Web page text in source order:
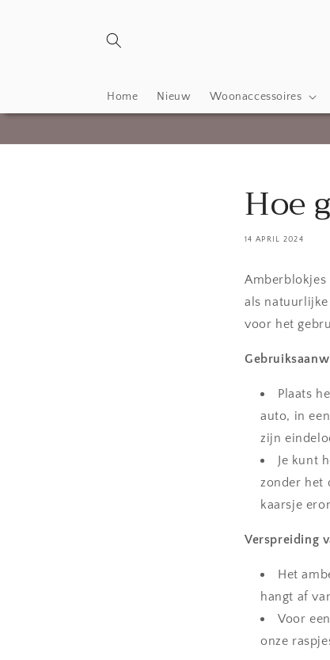
Home Nieuw Woonaccessoires
Hoe
14 APRIL 2024
als
voor het
Plaats
auto, in
zijn
Je kunt
zonder het
kaarsje
Verspreiding
Het
hangt af
Voor
onze